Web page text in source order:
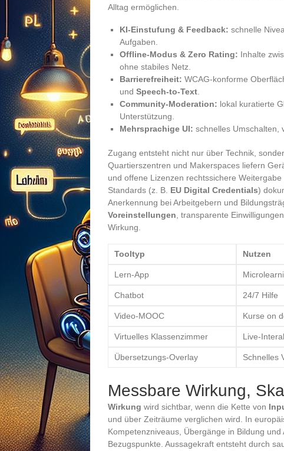
Alltag ermöglichen.
KI-Einstufung & Feedback: schnelle
Aufgaben.
Offline-Modus & Zero Rating: Inhalte
ohne stabiles Netz.
Barrierefreiheit: WCAG-konforme
und Speech-to-Text
Community-Moderation: lokal kuratierte
Unterstützung.
Mehrsprachige UI: schnelles Umschalten,
Zugang entsteht nicht nur über Technik,
Quartierszentren und Makerspaces liefern
und offene Lizenzen rechtssichere
Standards (z. B. EU Digital Credentials)
Anerkennung bei Arbeitgebern und
Voreinstellungen , transparente
Wirkung.
Tooltyp Nutzen
Lern-App
Chatbot 24/7 Hilfe
Video-MOOC Kurse on
Virtuelles Klassenzimmer Live-
Übersetzungs-Overlay Schnelles
Messbare Wirkung,
Wirkung wird sichtbar, wenn die Kette von
und über Zeiträume verglichen wird. In
Kompetenzniveaus, Übergänge in Bildung
Bezugspunkte. Aussagekraft entsteht durch